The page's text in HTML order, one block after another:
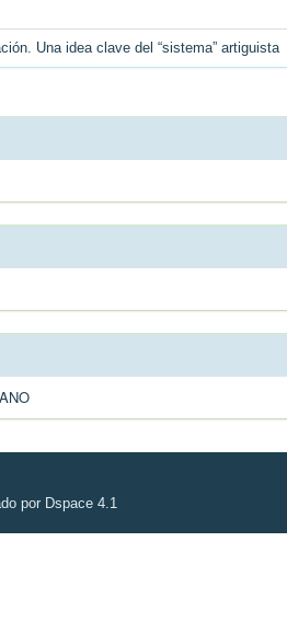
Una idea clave del “sistema” artiguista
por Dspace 4.1